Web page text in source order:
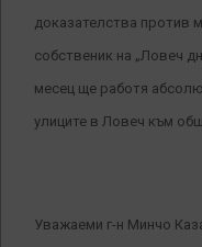
доказателства против
собственик на „Ловеч
месец ще работя
улиците в Ловеч към
Уважаеми г-н Минчо